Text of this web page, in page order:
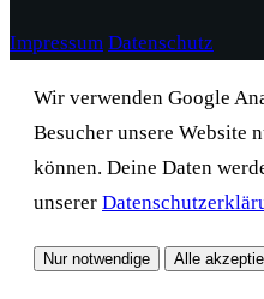
Impressum Datenschutz
Wir verwenden Google
Besucher unsere Website
können. Deine Daten
unserer
Nur notwendige Alle